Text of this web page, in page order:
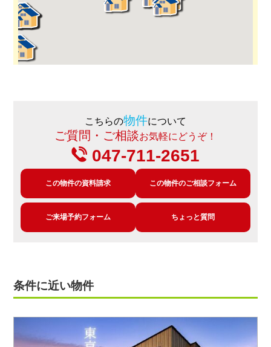
こちらの物件について
ご質問・ご相談お気軽にどうぞ！
047-711-2651
この物件の資料請求 この物件のご相談フォーム
ご来場予約フォーム ちょっと質問
条件に近い物件